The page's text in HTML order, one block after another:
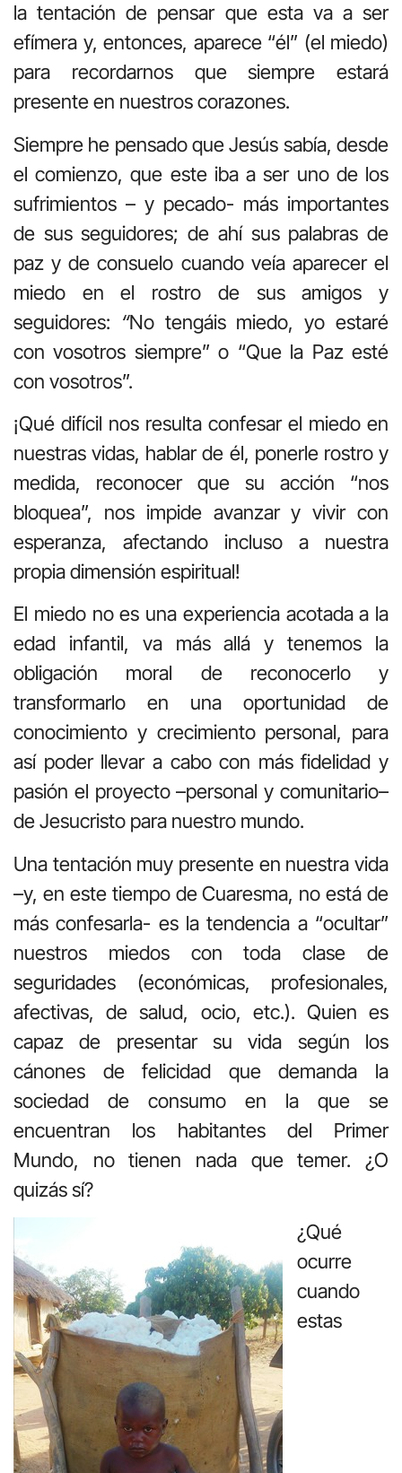
la tentación de pensar que esta va a ser
efímera y, entonces, aparece “él” (el miedo)
para recordarnos que siempre estará
presente en nuestros corazones.
Siempre he pensado que Jesús sabía, desde
el comienzo, que este iba a ser uno de los
sufrimientos – y pecado- más importantes
de sus seguidores; de ahí sus palabras de
paz y de consuelo cuando veía aparecer el
miedo en el rostro de sus amigos y
seguidores: “No tengáis miedo, yo estaré
con vosotros siempre” o “Que la Paz esté
con vosotros”.
¡Qué difícil nos resulta confesar el miedo en
nuestras vidas, hablar de él, ponerle rostro y
medida, reconocer que su acción “nos
bloquea”, nos impide avanzar y vivir con
esperanza, afectando incluso a nuestra
propia dimensión espiritual!
El miedo no es una experiencia acotada a la
edad infantil, va más allá y tenemos la
obligación moral de reconocerlo y
transformarlo en una oportunidad de
conocimiento y crecimiento personal, para
así poder llevar a cabo con más fidelidad y
pasión el proyecto –personal y comunitario–
de Jesucristo para nuestro mundo.
Una tentación muy presente en nuestra vida
–y, en este tiempo de Cuaresma, no está de
más confesarla- es la tendencia a “ocultar”
nuestros miedos con toda clase de
seguridades (económicas, profesionales,
afectivas, de salud, ocio, etc.). Quien es
capaz de presentar su vida según los
cánones de felicidad que demanda la
sociedad de consumo en la que se
encuentran los habitantes del Primer
Mundo, no tienen nada que temer. ¿O
quizás sí?
¿Qué
ocurre
cuando
estas